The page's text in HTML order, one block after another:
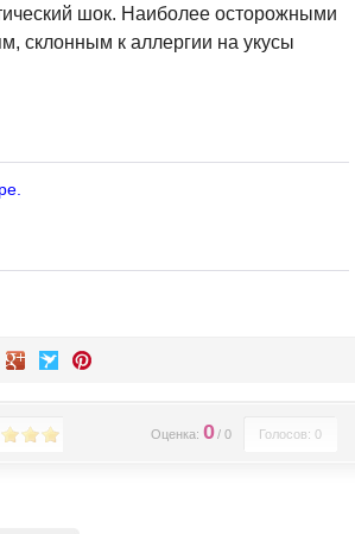
шок. Наиболее осторожными
склонным к аллергии на укусы
Голосов: 0
Оценка: 0/ 0